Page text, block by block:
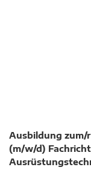
Ausbildung zum/
(m/w/d)